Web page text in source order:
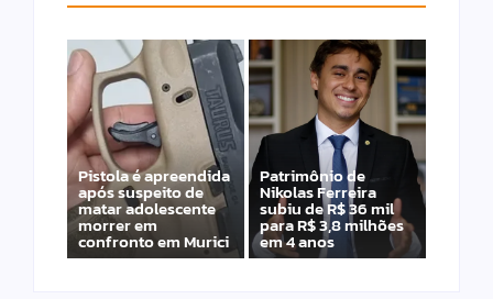
Pistola é apreendida
após suspeito de
matar adolescente
morrer em
confronto em Murici
Patrimônio de
Nikolas Ferreira
subiu de R$ 36 mil
para R$ 3,8 milhões
em 4 anos